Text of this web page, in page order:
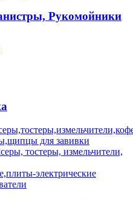
Рукомойники
для завивки
тостеры, измельчители,
электрические